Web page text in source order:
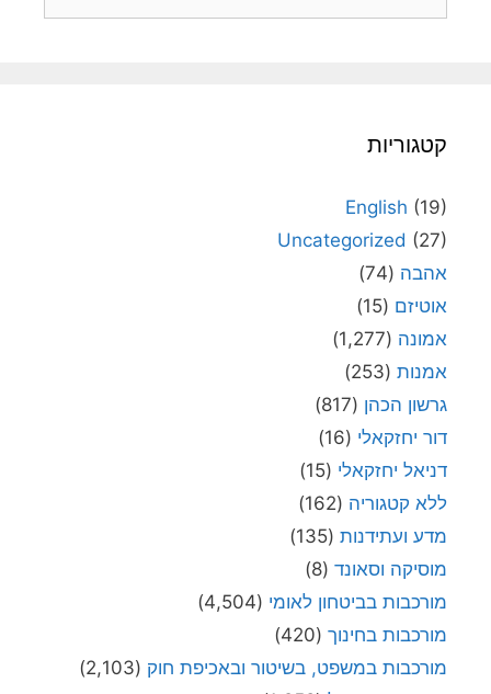
קטגוריות
English (19)
Uncategorized (27)
אהבה (74)
אוטיזם (15)
אמונה (1,277)
אמנות (253)
גרשון הכהן (817)
דור יחזקאלי (16)
דניאל יחזקאלי (15)
ללא קטגוריה (162)
מדע ועתידנות (135)
מוסיקה וסאונד (8)
מורכבות בביטחון לאומי (4,504)
מורכבות בחינוך (420)
מורכבות במשפט, בשיטור ובאכיפת חוק (2,103)